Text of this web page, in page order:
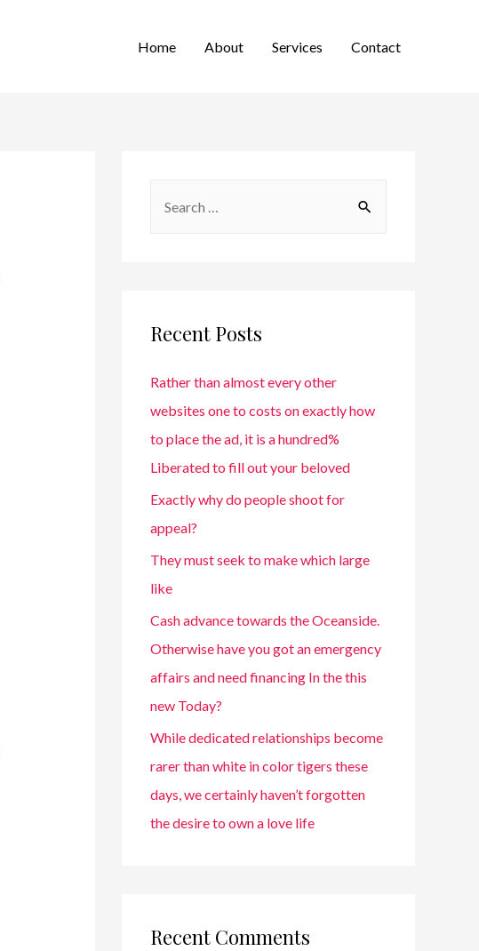
Home About Services Contact
Recent Posts
Rather than almost every other
websites one to costs on exactly how
to place the ad, it is a hundred%
Liberated to fill out your beloved
Exactly why do people shoot for
appeal?
They must seek to make which large
like
Cash advance towards the Oceanside.
Otherwise have you got an emergency
affairs and need financing In the this
new Today?
While dedicated relationships become
rarer than white in color tigers these
days, we certainly haven’t forgotten
the desire to own a love life
Recent Comments